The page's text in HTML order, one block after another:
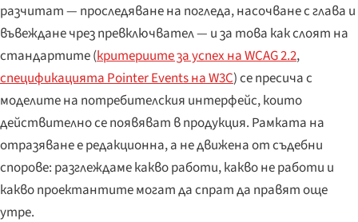
разчитат — проследяване на погледа, насочване с глава и
въвеждане чрез превключвател — и за това как слоят на
стандартите (критериите за успех на WCAG 2.2,
спецификацията Pointer Events на W3C) се пресича с
моделите на потребителския интерфейс, които
действително се появяват в продукция. Рамката на
отразяване е редакционна, а не движена от съдебни
спорове: разглеждаме какво работи, какво не работи и
какво проектантите могат да спрат да правят още
утре.